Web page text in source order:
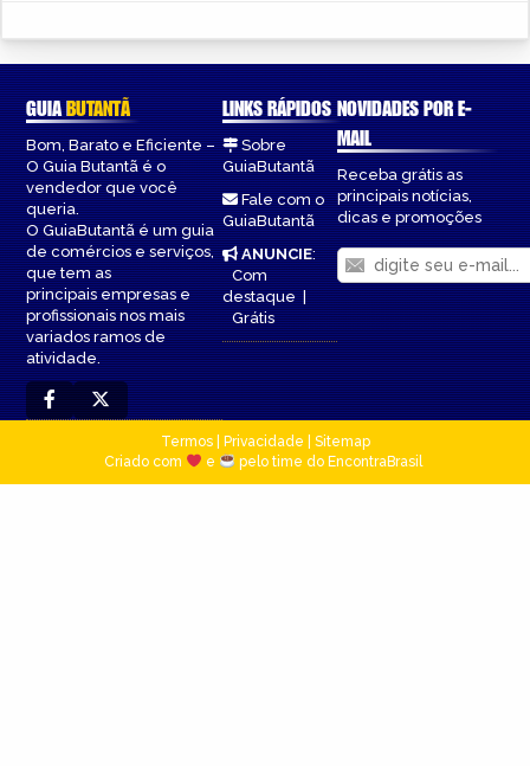
GUIABUTANTÃ
Bom, Barato e Eficiente –
O Guia Butantã é o
vendedor que você
queria.
O GuiaButantã é um guia
de comércios e serviços,
que tem as
principais empresas e
profissionais nos mais
variados ramos de
atividade.
LINKS RÁPIDOS
Sobre
GuiaButantã
Fale com o
GuiaButantã
ANUNCIE:
Com
destaque|
Grátis
NOVIDADES POR E-
MAIL
Receba grátis as
principais notícias,
dicas e promoções
Termos| Privacidade
Sitemap
Criado com
e pelo time do EncontraBrasil